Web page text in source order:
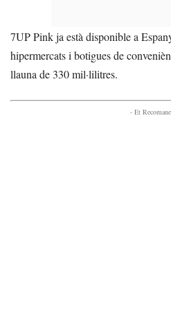
7UP Pink ja està disponible a
hipermercats i botigues de
llauna de 330 mil·lilitres.
- Et